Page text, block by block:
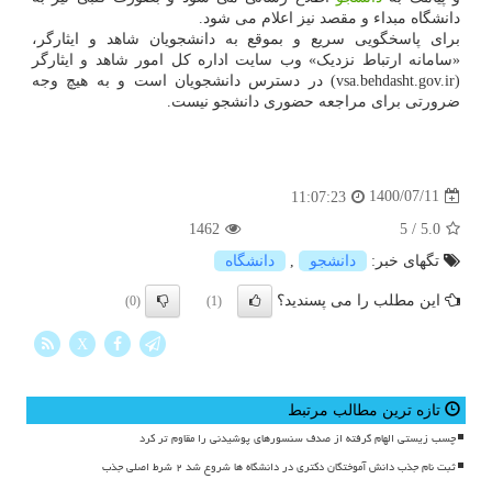
دانشگاه مبداء و مقصد نیز اعلام می شود.
برای پاسخگویی سریع و بموقع به دانشجویان شاهد و ایثارگر،
«سامانه ارتباط نزدیک» وب سایت اداره کل امور شاهد و ایثارگر
(vsa.behdasht.gov.ir) در دسترس دانشجویان است و به هیچ وجه
ضرورتی برای مراجعه حضوری دانشجو نیست.
1400/07/11
11:07:23
5.0
/
5
1462
تگهای خبر:
دانشجو دانشگاه
این مطلب را می پسندید؟ (1)
(0)
X
تازه ترین مطالب مرتبط
چسب زیستی الهام گرفته از صدف سنسورهای پوشیدنی را مقاوم تر کرد
ثبت نام جذب دانش آموختگان دکتری در دانشگاه ها شروع شد ۲ شرط اصلی جذب